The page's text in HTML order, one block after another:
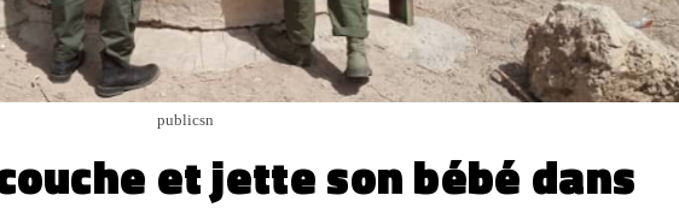
publicsn
et jette son bébé dans